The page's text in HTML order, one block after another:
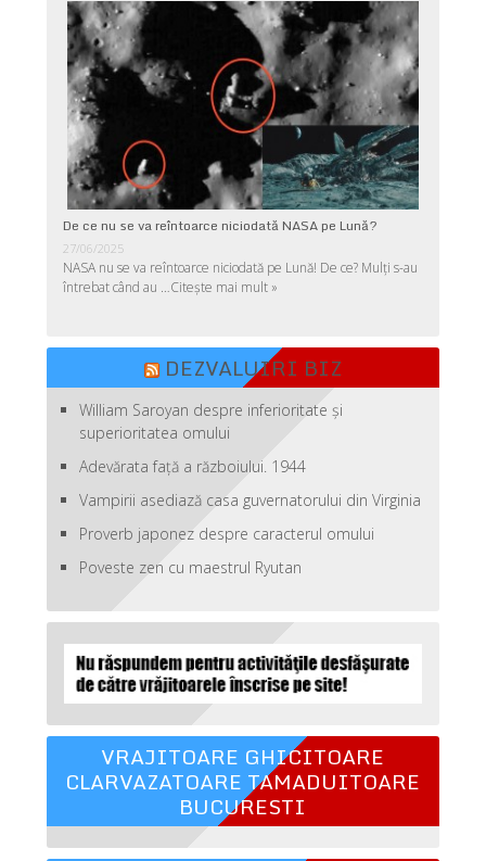
De ce nu se va reîntoarce niciodată NASA pe Lună?
27/06/2025
NASA nu se va reîntoarce niciodată pe Lună! De ce? Mulţi s-au
întrebat când au …Citește mai mult »
DEZVALUIRI BIZ
William Saroyan despre inferioritate şi
superioritatea omului
Adevărata față a războiului. 1944
Vampirii asediază casa guvernatorului din Virginia
Proverb japonez despre caracterul omului
Poveste zen cu maestrul Ryutan
VRAJITOARE GHICITOARE
CLARVAZATOARE TAMADUITOARE
BUCURESTI